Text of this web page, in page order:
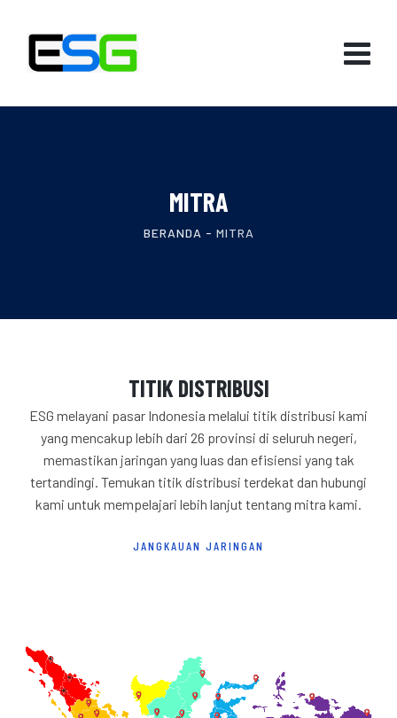
MITRA
BERANDA - MITRA
TITIK DISTRIBUSI
ESG melayani pasar Indonesia melalui titik distribusi kami
yang mencakup lebih dari 26 provinsi di seluruh negeri,
memastikan jaringan yang luas dan efisiensi yang tak
tertandingi. Temukan titik distribusi terdekat dan hubungi
kami untuk mempelajari lebih lanjut tentang mitra kami.
JANGKAUAN JARINGAN